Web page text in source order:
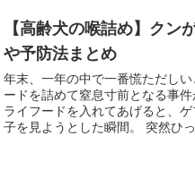
【高齢犬の喉詰め】ク
や予防法まとめ
年末、一年の中で一番慌ただし
ードを詰めて窒息寸前となる事
ライフードを入れてあげると、
子を見ようとした瞬間。 突然ひ